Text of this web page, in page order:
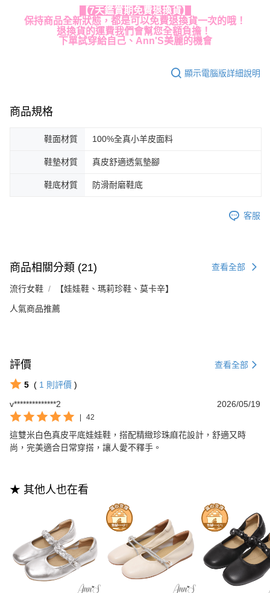
【7天鑑賞期免費退換貨】
保持商品全新狀態，都是可以免費退換貨一次的哦！
退換貨的運費我們會幫您全額負擔！
下單試穿給自己、Ann'S美麗的機會
顯示電腦版詳細說明
商品規格
鞋面材質 100%全真小羊皮面料
鞋墊材質 真皮舒適透氣墊腳
鞋底材質 防滑耐磨鞋底
客服
商品相關分類 (21) 查看全部
流行女鞋 【娃娃鞋、瑪莉珍鞋、莫卡辛】
人氣商品推薦
評價 查看全部
5 ( 1 則評價 )
v**************2
2026/05/19
42
這雙米白色真皮平底娃娃鞋，搭配精緻珍珠麻花設計，舒適又時
尚，完美適合日常穿搭，讓人愛不釋手。
★ 其他人也在看